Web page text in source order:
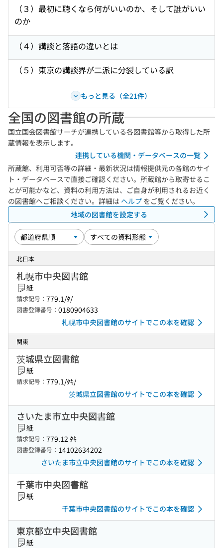
（３）最初に聴くなら何がいいのか、そして誰がいい
のか
（４）講談と落語の違いとは
（５）東京の講談界が二派に分裂している訳
もっと見る（全21件）
全国の図書館の所蔵
国立国会図書館サーチが連携している各図書館等から取得した所
蔵情報を表示します。
連携している機関・データベースの一覧
所蔵館、利用可否等の詳細・最新状況は情報提供元の各館のサイ
ト・データベースで直接ご確認ください。所蔵館から取寄せるこ
とが可能かなど、資料の利用方法は、ご自身が利用されるお近く
の図書館へご相談ください。詳細は ヘルプ をご覧ください。
地域の図書館を設定する
北日本
札幌市中央図書館
紙
請求記号： 779.1/ﾀ/
図書登録番号： 0180904633
札幌市中央図書館のサイトでこの本を確認
関東
茨城県立図書館
紙
請求記号： 779.1/ﾀｷ/
茨城県立図書館のサイトでこの本を確認
さいたま市立中央図書館
紙
請求記号： 779.12 ﾀｷ
図書登録番号： 14102634202
さいたま市立中央図書館のサイトでこの本を確認
千葉市中央図書館
紙
千葉市中央図書館のサイトでこの本を確認
東京都立中央図書館
紙